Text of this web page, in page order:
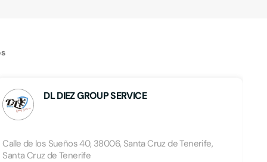
DL DIEZ GROUP SERVICE
Calle de los Sueños 40, 38006, Santa Cruz de Tenerife,
Santa Cruz de Tenerife